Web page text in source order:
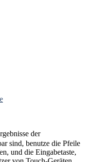
der
sind, benutze die Pfeile
und die Eingabetaste,